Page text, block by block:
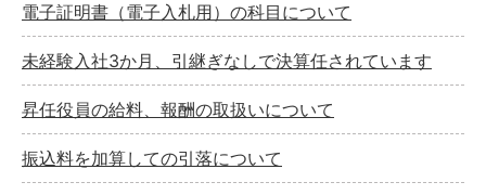
電子証明書（電子入札用）の科目について
未経験入社3か月、引継ぎなしで決算任されています
昇任役員の給料、報酬の取扱いについて
振込料を加算しての引落について